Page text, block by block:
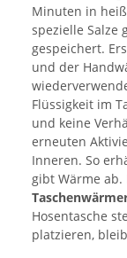
Minuten in
spezielle Salze
gespeichert.
und der
Flüssigkeit im
und keine
erneuten
Inneren. So
gibt Wärme ab.
Hosentasche
platzieren,